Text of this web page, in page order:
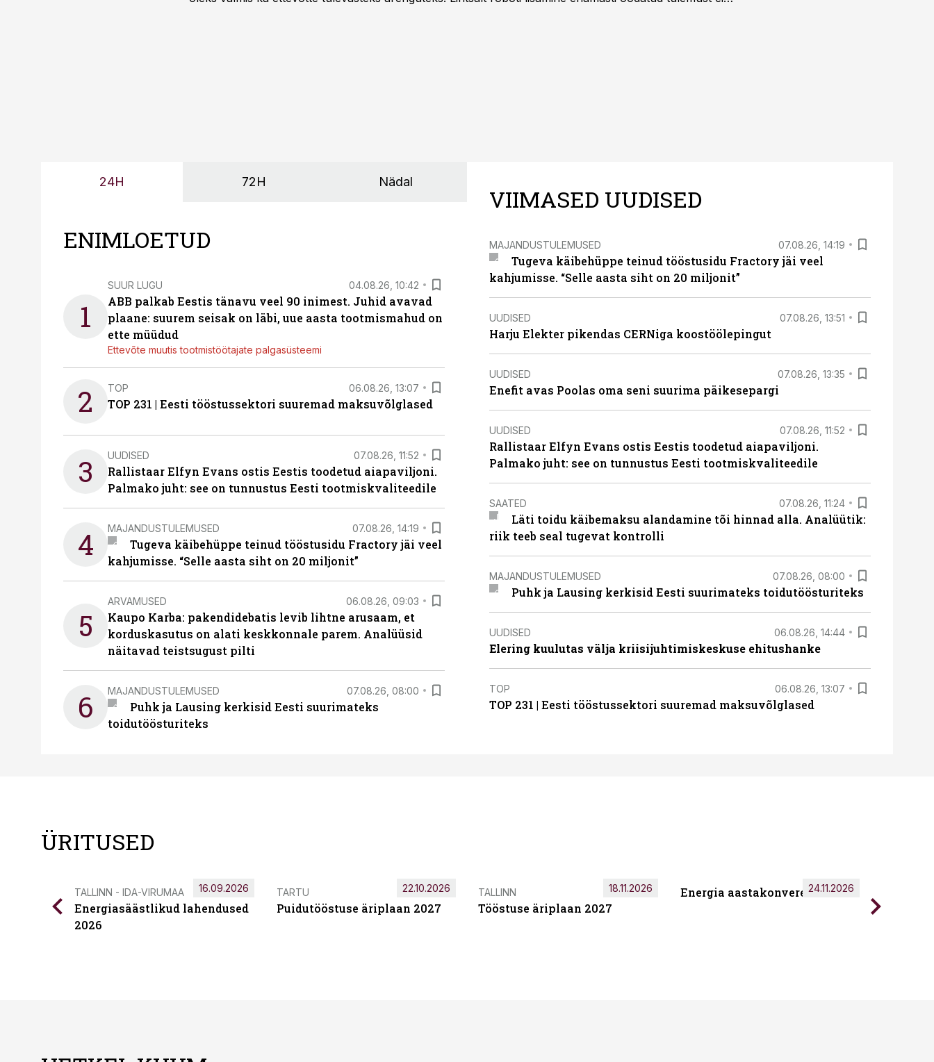
24H 72H Nädal
ENIMLOETUD
1
SUUR LUGU 04.08.26, 10:42
ABB palkab Eestis tänavu veel 90 inimest. Juhid avavad
plaane: suurem seisak on läbi, uue aasta tootmismahud on
ette müüdud
Ettevõte muutis tootmistöötajate palgasüsteemi
2 TOP 06.08.26, 13:07
TOP 231 | Eesti tööstussektori suuremad maksuvõlglased
3 UUDISED 07.08.26, 11:52
Rallistaar Elfyn Evans ostis Eestis toodetud aiapaviljoni.
Palmako juht: see on tunnustus Eesti tootmiskvaliteedile
4 MAJANDUSTULEMUSED 07.08.26, 14:19
Tugeva käibehüppe teinud tööstusidu Fractory jäi veel
kahjumisse. “Selle aasta siht on 20 miljonit”
5
ARVAMUSED 06.08.26, 09:03
Kaupo Karba: pakendidebatis levib lihtne arusaam, et
korduskasutus on alati keskkonnale parem. Analüüsid
näitavad teistsugust pilti
6 MAJANDUSTULEMUSED 07.08.26, 08:00
Puhk ja Lausing kerkisid Eesti suurimateks
toidutöösturiteks
VIIMASED UUDISED
MAJANDUSTULEMUSED 07.08.26, 14:19
Tugeva käibehüppe teinud tööstusidu Fractory jäi veel
kahjumisse. “Selle aasta siht on 20 miljonit”
UUDISED 07.08.26, 13:51
Harju Elekter pikendas CERNiga koostöölepingut
UUDISED 07.08.26, 13:35
Enefit avas Poolas oma seni suurima päikesepargi
UUDISED 07.08.26, 11:52
Rallistaar Elfyn Evans ostis Eestis toodetud aiapaviljoni.
Palmako juht: see on tunnustus Eesti tootmiskvaliteedile
SAATED 07.08.26, 11:24
Läti toidu käibemaksu alandamine tõi hinnad alla. Analüütik:
riik teeb seal tugevat kontrolli
MAJANDUSTULEMUSED 07.08.26, 08:00
Puhk ja Lausing kerkisid Eesti suurimateks toidutöösturiteks
UUDISED 06.08.26, 14:44
Elering kuulutas välja kriisijuhtimiskeskuse ehitushanke
TOP 06.08.26, 13:07
TOP 231 | Eesti tööstussektori suuremad maksuvõlglased
ÜRITUSED
TALLINN - IDA-VIRUMAA
Energiasäästlikud lahendused
2026
16.09.2026 TARTU
Puidutööstuse äriplaan 2027
22.10.2026 TALLINN
Tööstuse äriplaan 2027
18.11.2026 Energia aastakonverents 2026
24.11.2026